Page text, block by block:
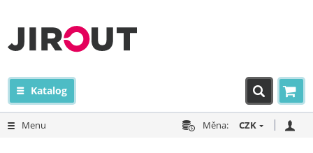
Katalog
Menu Měna: CZK